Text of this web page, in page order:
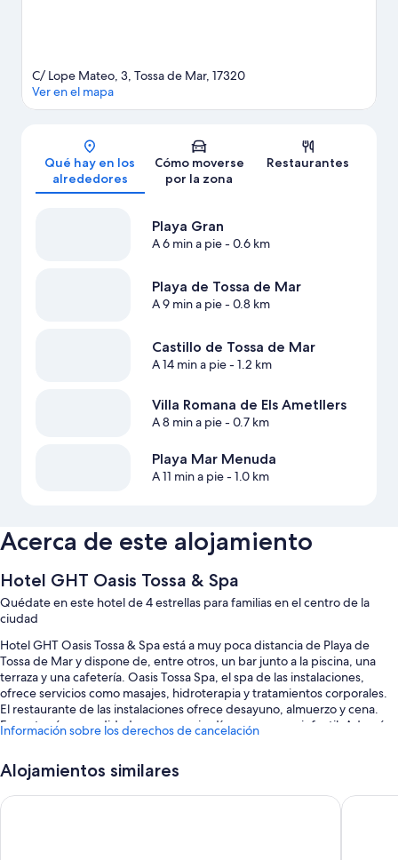
Mapa
C/ Lope Mateo, 3, Tossa de Mar, 17320
Ver en el mapa
Qué hay en los
alrededores
Cómo moverse
por la zona
Restaurantes
Playa Gran
A 6 min a pie- 0.6 km
Playa de Tossa de Mar
A 9 min a pie- 0.8 km
Castillo de Tossa de Mar
A 14 min a pie- 1.2 km
Villa Romana de Els Ametllers
A 8 min a pie- 0.7 km
Playa Mar Menuda
A 11 min a pie- 1.0 km
Acerca de este alojamiento
Hotel GHT Oasis Tossa & Spa
Quédate en este hotel de 4 estrellas para familias en el centro de la
ciudad
Hotel GHT Oasis Tossa & Spa está a muy poca distancia de Playa de
Tossa de Mar y dispone de, entre otros, un bar junto a la piscina, una
terraza y una cafetería. Oasis Tossa Spa, el spa de las instalaciones,
ofrece servicios como masajes, hidroterapia y tratamientos corporales.
El restaurante de las instalaciones ofrece desayuno, almuerzo y cena.
Encontrarás comodidades como un jardín y un parque infantil. Además,
Estos son otros servicios:
Una piscina cubierta y una piscina al aire libre, con tumbonas,
Información sobre los derechos de cancelación
Alojamientos similares
RVHotels Vila de Tossa Hotel